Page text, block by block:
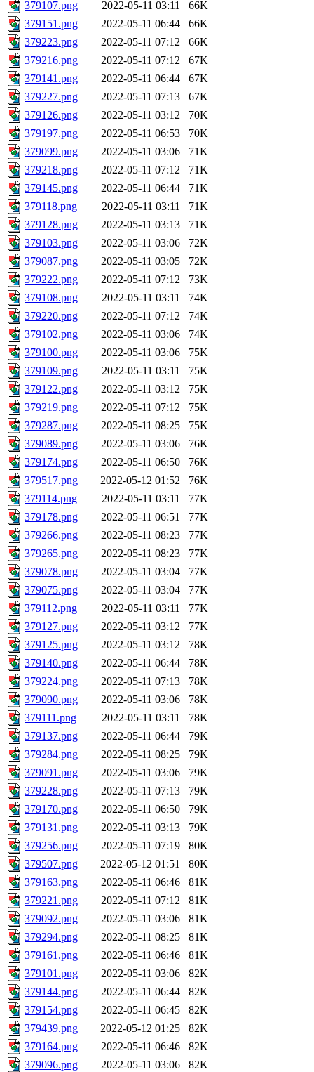
379107.png 2022-05-11 03:11
66K
379151.png
2022-05-11 06:44
66K
379223.png
2022-05-11 07:12
66K
379216.png
2022-05-11 07:12
67K
379141.png
2022-05-11 06:44
67K
379227.png
2022-05-11 07:13
67K
379126.png
2022-05-11 03:12
70K
379197.png
2022-05-11 06:53
70K
379099.png
2022-05-11 03:06
71K
379218.png
2022-05-11 07:12
71K
379145.png
2022-05-11 06:44
71K
379118.png
2022-05-11 03:11
71K
379128.png
2022-05-11 03:13
71K
379103.png
2022-05-11 03:06
72K
379087.png
2022-05-11 03:05
72K
379222.png
2022-05-11 07:12
73K
379108.png
2022-05-11 03:11
74K
379220.png
2022-05-11 07:12
74K
379102.png
2022-05-11 03:06
74K
379100.png
2022-05-11 03:06
75K
379109.png
2022-05-11 03:11
75K
379122.png
2022-05-11 03:12
75K
379219.png
2022-05-11 07:12
75K
379287.png
2022-05-11 08:25
75K
379089.png
2022-05-11 03:06
76K
379174.png
2022-05-11 06:50
76K
379517.png
2022-05-12 01:52
76K
379114.png
2022-05-11 03:11
77K
379178.png
2022-05-11 06:51
77K
379266.png
2022-05-11 08:23
77K
379265.png
2022-05-11 08:23
77K
379078.png
2022-05-11 03:04
77K
379075.png
2022-05-11 03:04
77K
379112.png
2022-05-11 03:11
77K
379127.png
2022-05-11 03:12
77K
379125.png
2022-05-11 03:12
78K
379140.png
2022-05-11 06:44
78K
379224.png
2022-05-11 07:13
78K
379090.png
2022-05-11 03:06
78K
379111.png
2022-05-11 03:11
78K
379137.png
2022-05-11 06:44
79K
379284.png
2022-05-11 08:25
79K
379091.png
2022-05-11 03:06
79K
379228.png
2022-05-11 07:13
79K
379170.png
2022-05-11 06:50
79K
379131.png
2022-05-11 03:13
79K
379256.png
2022-05-11 07:19
80K
379507.png
2022-05-12 01:51
80K
379163.png
2022-05-11 06:46
81K
379221.png
2022-05-11 07:12
81K
379092.png
2022-05-11 03:06
81K
379294.png
2022-05-11 08:25
81K
379161.png
2022-05-11 06:46
81K
379101.png
2022-05-11 03:06
82K
379144.png
2022-05-11 06:44
82K
379154.png
2022-05-11 06:45
82K
379439.png
2022-05-12 01:25
82K
379164.png
2022-05-11 06:46
82K
379096.png
2022-05-11 03:06
82K